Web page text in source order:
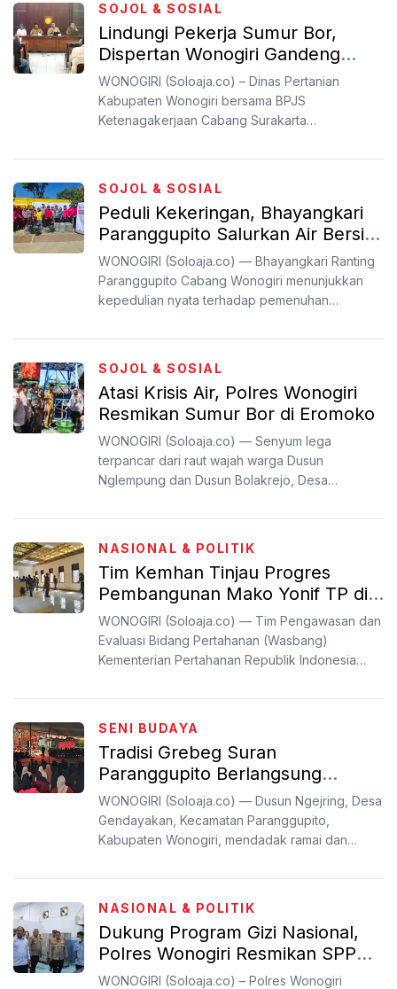
SOJOL & SOSIAL
Lindungi Pekerja Sumur Bor,
Dispertan Wonogiri Gandeng
BPJS Ketenagakerjaan
WONOGIRI (Soloaja.co) – Dinas Pertanian
Kabupaten Wonogiri bersama BPJS
Ketenagakerjaan Cabang Surakarta
jam...
SOJOL & SOSIAL
Peduli Kekeringan, Bhayangkari
Paranggupito Salurkan Air Bersih
di Songbledeg
WONOGIRI (Soloaja.co) — Bhayangkari Ranting
Paranggupito Cabang Wonogiri menunjukkan
kepedulian nyata terhadap pemenuhan
SOJOL & SOSIAL
Atasi Krisis Air, Polres Wonogiri
Resmikan Sumur Bor di Eromoko
WONOGIRI (Soloaja.co) — Senyum lega
terpancar dari raut wajah warga Dusun
Nglempung dan Dusun Bolakrejo, Desa
NASIONAL & POLITIK
Tim Kemhan Tinjau Progres
Pembangunan Mako Yonif TP di
Wonogiri
WONOGIRI (Soloaja.co) — Tim Pengawasan dan
Evaluasi Bidang Pertahanan (Wasbang)
Kementerian Pertahanan Republik Indonesia
SENI BUDAYA
Tradisi Grebeg Suran
Paranggupito Berlangsung
Meriah
WONOGIRI (Soloaja.co) — Dusun Ngejring, Desa
Gendayakan, Kecamatan Paranggupito,
Kabupaten Wonogiri, mendadak ramai dan
NASIONAL & POLITIK
Dukung Program Gizi Nasional,
Polres Wonogiri Resmikan SPPG
Kedunggupit
WONOGIRI (Soloaja.co) – Polres Wonogiri